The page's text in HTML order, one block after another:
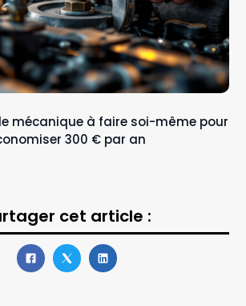
mécanique à faire soi-même pour
300 € par an
cet article :